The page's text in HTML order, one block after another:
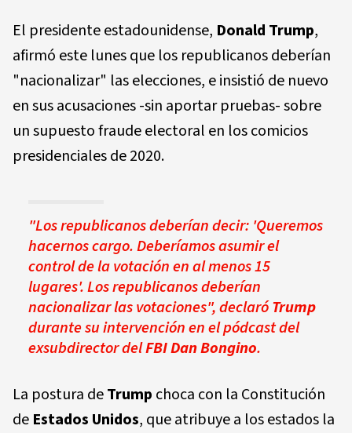
El presidente estadounidense, Donald Trump,
afirmó este lunes que los republicanos deberían
"nacionalizar" las elecciones, e insistió de nuevo
en sus acusaciones -sin aportar pruebas- sobre
un supuesto fraude electoral en los comicios
presidenciales de 2020.
"Los republicanos deberían decir: 'Queremos
hacernos cargo. Deberíamos asumir el
control de la votación en al menos 15
lugares'. Los republicanos deberían
nacionalizar las votaciones", declaróTrump
durante su intervención en el pódcast del
exsubdirector delFBI Dan Bongino.
La postura deTrump choca con la Constitución
de Estados Unidos, que atribuye a los estados la